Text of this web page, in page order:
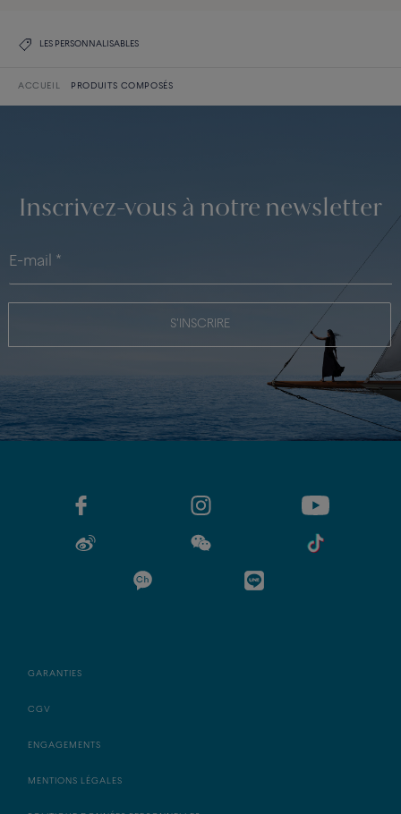
LES PERSONNALISABLES
ACCUEIL PRODUITS COMPOSÉS
Inscrivez-vous à notre newsletter
S'INSCRIRE
GARANTIES
CGV
ENGAGEMENTS
MENTIONS LÉGALES